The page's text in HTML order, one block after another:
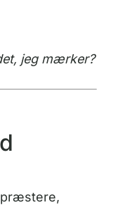
jeg mærker?